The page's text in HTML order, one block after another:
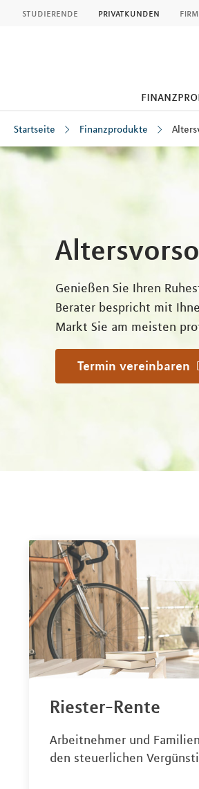
studierende privatkunden
Startseite Finanzprodukte
Inhalt
Genießen Sie Ihren
Berater bespricht mit
Markt Sie am meisten
Termin vereinbaren
Riester-Rente
Arbeitnehmer und
den steuerlichen